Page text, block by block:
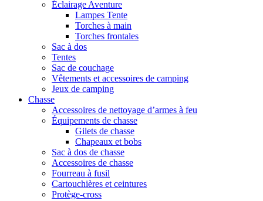
Éclairage Aventure
Lampes Tente
Torches à main
Torches frontales
Sac à dos
Tentes
Sac de couchage
Vêtements et accessoires de camping
Jeux de camping
Chasse
Accessoires de nettoyage d’armes à feu
Équipements de chasse
Gilets de chasse
Chapeaux et bobs
Sac à dos de chasse
Accessoires de chasse
Fourreau à fusil
Cartouchières et ceintures
Protège-cross